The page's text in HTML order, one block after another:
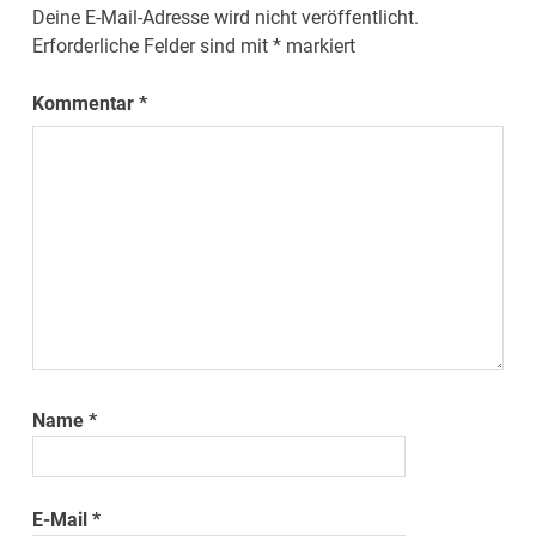
Deine E-Mail-Adresse wird nicht veröffentlicht.
Erforderliche Felder sind mit* markiert
Kommentar*
Name*
E-Mail*